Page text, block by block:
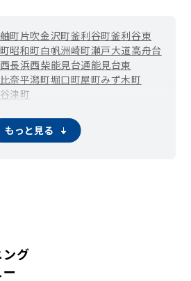
町片吹金沢町釜利谷町釜利谷東
昭和町白帆洲崎町瀬戸大道高舟台
長浜西柴能見台通能見台東
奈平潟町堀口町屋町みず木町
谷津町
もっと見る
グ